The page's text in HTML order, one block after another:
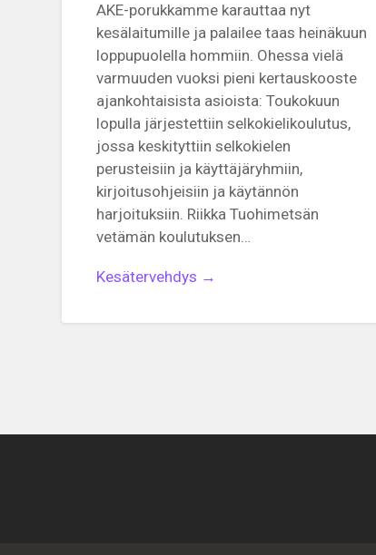
AKE-porukkamme karauttaa nyt
kesälaitumille ja palailee taas heinäkuun
loppupuolella hommiin. Ohessa vielä
varmuuden vuoksi pieni kertauskooste
ajankohtaisista asioista: Toukokuun
lopulla järjestettiin selkokielikoulutus,
jossa keskityttiin selkokielen
perusteisiin ja käyttäjäryhmiin,
kirjoitusohjeisiin ja käytännön
harjoituksiin. Riikka Tuohimetsän
vetämän koulutuksen…
Kesätervehdys →